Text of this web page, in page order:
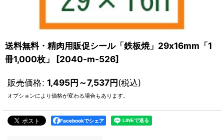
送料無料・精肉用販促シール「鉄板焼」29x16mm「1
冊1,000枚」
[2040-m-526]
販売価格: 1,495円～7,537円(税込)
オプションにより価格が変わる場合もあります。
Facebookでシェア